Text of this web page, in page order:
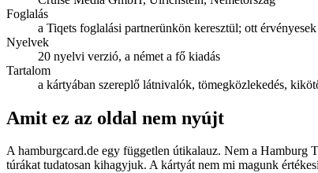
Foglalás
a Tiqets foglalási partnerünkön keresztül; ott
Nyelvek
20 nyelvi verzió, a német a fő kiadás
Tartalom
a kártyában szereplő látnivalók, tömegközlekedés,
Amit ez az oldal nem nyújt
A hamburgcard.de egy független útikalauz. Nem a Hamburg
túrákat tudatosan kihagyjuk. A kártyát nem mi magunk